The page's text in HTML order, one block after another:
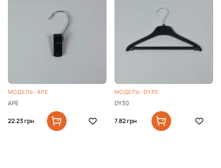
МОДЕЛЬ: APE
APE
22.23грн
МОДЕЛЬ: DY30
DY30
7.82грн